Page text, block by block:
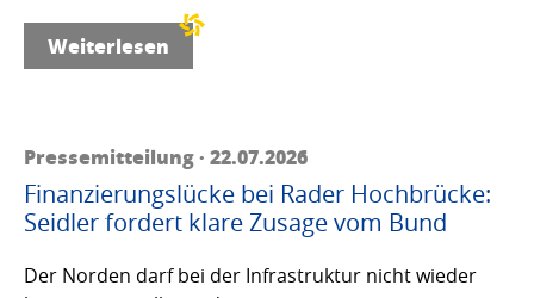
Weiterlesen
Pressemitteilung · 22.07.2026
Finanzierungslücke bei Rader Hochbrücke:
Seidler fordert klare Zusage vom Bund
Der Norden darf bei der Infrastruktur nicht wieder